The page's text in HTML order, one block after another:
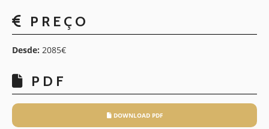
PREÇO
Desde: 2085€
PDF
DOWNLOAD PDF